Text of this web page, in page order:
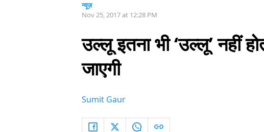
न्यूज़
Nov 25, 2017 at 12:28 PM
उल्लू इतना भी ‘उल्लू’
जाएगी
Sumit Gaur